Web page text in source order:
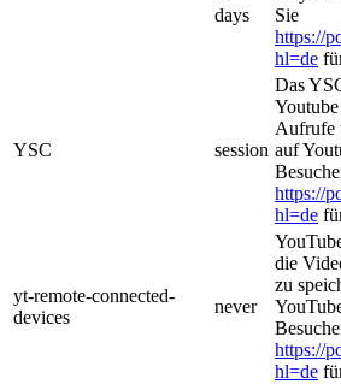
days
Sie
https://
hl=de
YSC session
Das
Aufrufe
auf
https://
hl=de
yt-remote-connected-
devices
never
die
zu
https://
hl=de